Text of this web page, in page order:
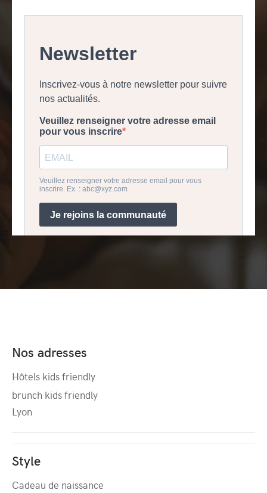
Nos adresses
Hôtels kids friendly
brunch kids friendly
Lyon
Style
Cadeau de naissance